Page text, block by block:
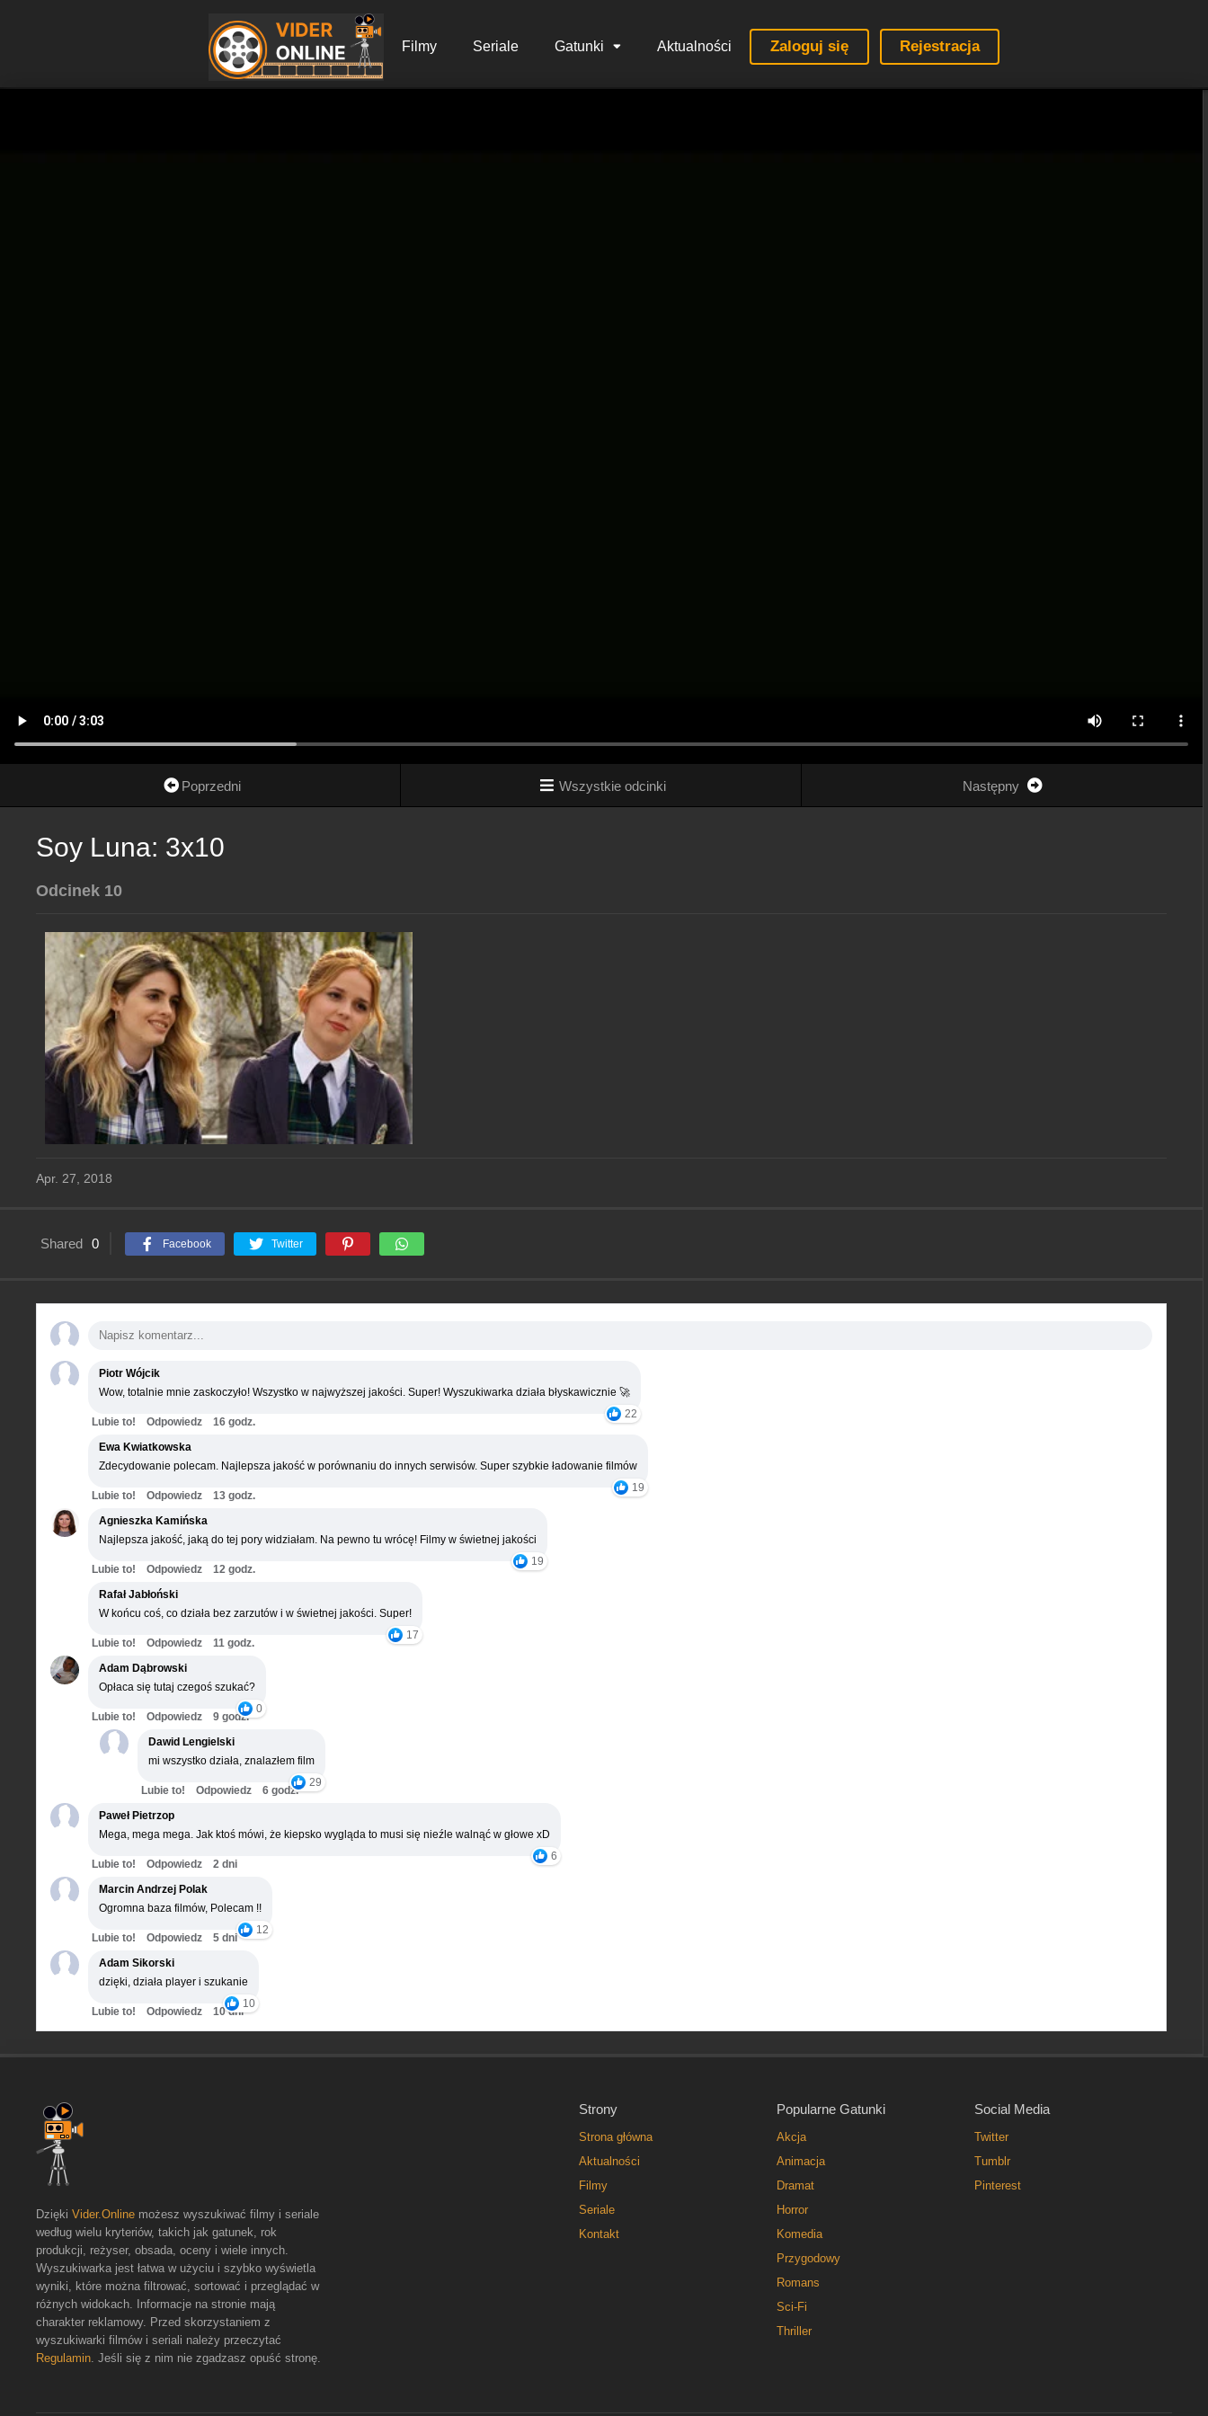
Filmy Seriale Gatunki Aktualności Zaloguj się Rejestracja
Poprzedni Wszystkie odcinki Następny
Soy Luna: 3x10
Odcinek 10
Apr. 27, 2018
Shared 0 Facebook Twitter
Piotr Wójcik
Wow, totalnie mnie zaskoczyło! Wszystko w najwyższej jakości. Super! Wyszukiwarka działa błyskawicznie 🚀
22
Lubie to! Odpowiedz
16 godz.
Ewa Kwiatkowska
Zdecydowanie polecam. Najlepsza jakość w porównaniu do innych serwisów. Super szybkie ładowanie filmów
19
Lubie to! Odpowiedz
13 godz.
Agnieszka Kamińska
Najlepsza jakość, jaką do tej pory widziałam. Na pewno tu wrócę! Filmy w świetnej jakości
19
Lubie to! Odpowiedz
12 godz.
Rafał Jabłoński
W końcu coś, co działa bez zarzutów i w świetnej jakości. Super!
17
Lubie to! Odpowiedz
11 godz.
Adam Dąbrowski
Opłaca się tutaj czegoś szukać?
0
Lubie to! Odpowiedz
9 godz.
Dawid Lengielski
mi wszystko działa, znalazłem film
29
Lubie to! Odpowiedz
6 godz.
Paweł Pietrzop
Mega, mega mega. Jak ktoś mówi, że kiepsko wygląda to musi się nieźle walnąć w głowe xD
6
Lubie to! Odpowiedz
2 dni
Marcin Andrzej Polak
Ogromna baza filmów, Polecam !!
12
Lubie to! Odpowiedz
5 dni
Adam Sikorski
dzięki, działa player i szukanie
10
Lubie to! Odpowiedz 10 dni
Strony
Strona główna
Aktualności
Filmy
Seriale
Kontakt
Popularne Gatunki
Akcja
Animacja
Dramat
Horror
Komedia
Przygodowy
Romans
Sci-Fi
Thriller
Social Media
Twitter
Tumblr
Pinterest
Dzięki Vider.Online możesz wyszukiwać filmy i seriale
według wielu kryteriów, takich jak gatunek, rok
produkcji, reżyser, obsada, oceny i wiele innych.
Wyszukiwarka jest łatwa w użyciu i szybko wyświetla
wyniki, które można filtrować, sortować i przeglądać w
różnych widokach. Informacje na stronie mają
charakter reklamowy. Przed skorzystaniem z
wyszukiwarki filmów i seriali należy przeczytać
Regulamin . Jeśli się z nim nie zgadzasz opuść stronę.